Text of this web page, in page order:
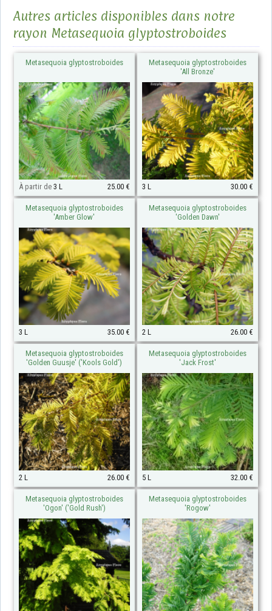
Autres articles disponibles dans notre
rayon Metasequoia glyptostroboides
Metasequoia glyptostroboides
À partir de 3 L 25.00 €
Metasequoia glyptostroboides
'All Bronze'
3 L 30.00 €
Metasequoia glyptostroboides
'Amber Glow'
3 L 35.00 €
Metasequoia glyptostroboides
'Golden Dawn'
2 L 26.00 €
Metasequoia glyptostroboides
'Golden Guusje' ('Kools Gold')
2 L 26.00 €
Metasequoia glyptostroboides
'Jack Frost'
5 L 32.00 €
Metasequoia glyptostroboides
'Ogon' ('Gold Rush')
Metasequoia glyptostroboides
'Rogow'